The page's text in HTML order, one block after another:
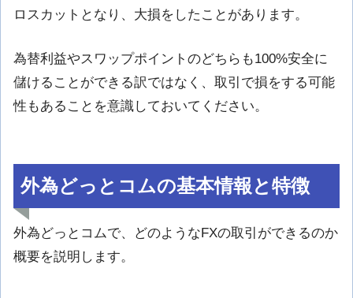
ロスカットとなり、大損をしたことがあります。
為替利益やスワップポイントのどちらも100%安全に
儲けることができる訳ではなく、取引で損をする可能
性もあることを意識しておいてください。
外為どっとコムの基本情報と特徴
外為どっとコムで、どのようなFXの取引ができるのか
概要を説明します。